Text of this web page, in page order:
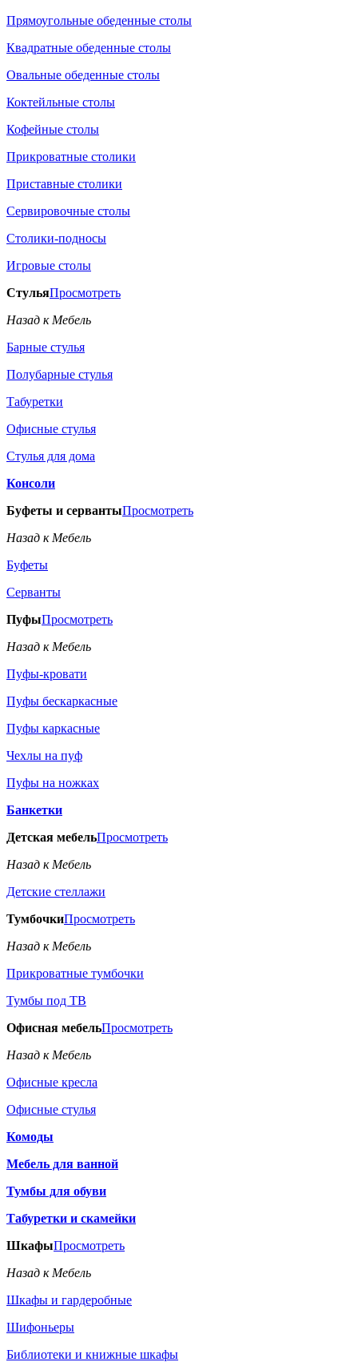
Прямоугольные обеденные столы
Квадратные обеденные столы
Овальные обеденные столы
Коктейльные столы
Кофейные столы
Прикроватные столики
Приставные столики
Сервировочные столы
Столики-подносы
Игровые столы
СтульяПросмотреть
Назад к Мебель
Барные стулья
Полубарные стулья
Табуретки
Офисные стулья
Стулья для дома
Консоли
Буфеты и сервантыПросмотреть
Назад к Мебель
Буфеты
Серванты
ПуфыПросмотреть
Назад к Мебель
Пуфы-кровати
Пуфы бескаркасные
Пуфы каркасные
Чехлы на пуф
Пуфы на ножках
Банкетки
Детская мебельПросмотреть
Назад к Мебель
Детские стеллажи
ТумбочкиПросмотреть
Назад к Мебель
Прикроватные тумбочки
Тумбы под ТВ
Офисная мебельПросмотреть
Назад к Мебель
Офисные кресла
Офисные стулья
Комоды
Мебель для ванной
Тумбы для обуви
Табуретки и скамейки
ШкафыПросмотреть
Назад к Мебель
Шкафы и гардеробные
Шифоньеры
Библиотеки и книжные шкафы